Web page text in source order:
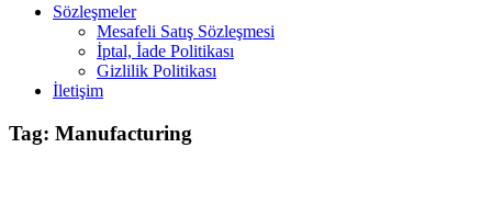
Sözleşmeler
Mesafeli Satış Sözleşmesi
İptal, İade Politikası
Gizlilik Politikası
İletişim
Tag: Мanufacturing